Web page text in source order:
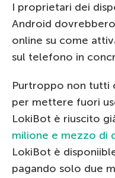
I proprietari dei
Android
online su come
sul telefono in
Purtroppo non tutti
per mettere fuori
LokiBot è riuscito
milione e mezzo di
LokiBot è
pagando solo due